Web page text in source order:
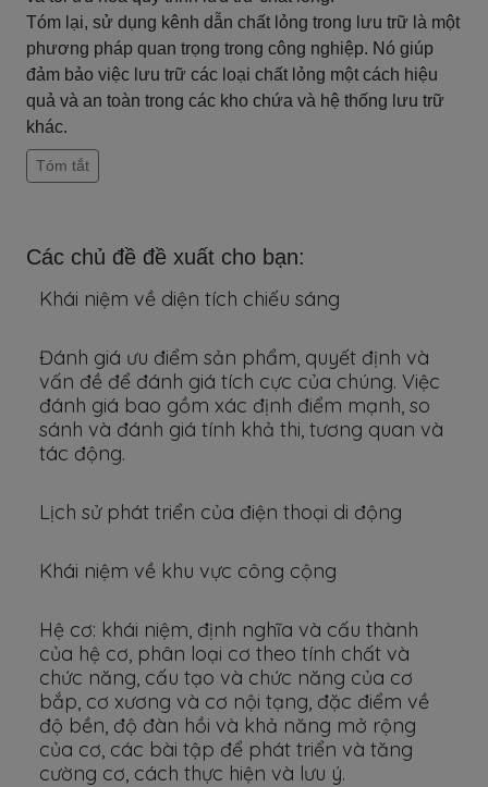
Tóm lại, sử dụng kênh dẫn chất lỏng trong lưu trữ là một
phương pháp quan trọng trong công nghiệp. Nó giúp
đảm bảo việc lưu trữ các loại chất lỏng một cách hiệu
quả và an toàn trong các kho chứa và hệ thống lưu trữ
khác.
Tóm tắt
Các chủ đề đề xuất cho bạn:
Khái niệm về diện tích chiếu sáng
Đánh giá ưu điểm sản phẩm, quyết định và
vấn đề để đánh giá tích cực của chúng. Việc
đánh giá bao gồm xác định điểm mạnh, so
sánh và đánh giá tính khả thi, tương quan và
tác động.
Lịch sử phát triển của điện thoại di động
Khái niệm về khu vực công cộng
Hệ cơ: khái niệm, định nghĩa và cấu thành
của hệ cơ, phân loại cơ theo tính chất và
chức năng, cấu tạo và chức năng của cơ
bắp, cơ xương và cơ nội tạng, đặc điểm về
độ bền, độ đàn hồi và khả năng mở rộng
của cơ, các bài tập để phát triển và tăng
cường cơ, cách thực hiện và lưu ý.